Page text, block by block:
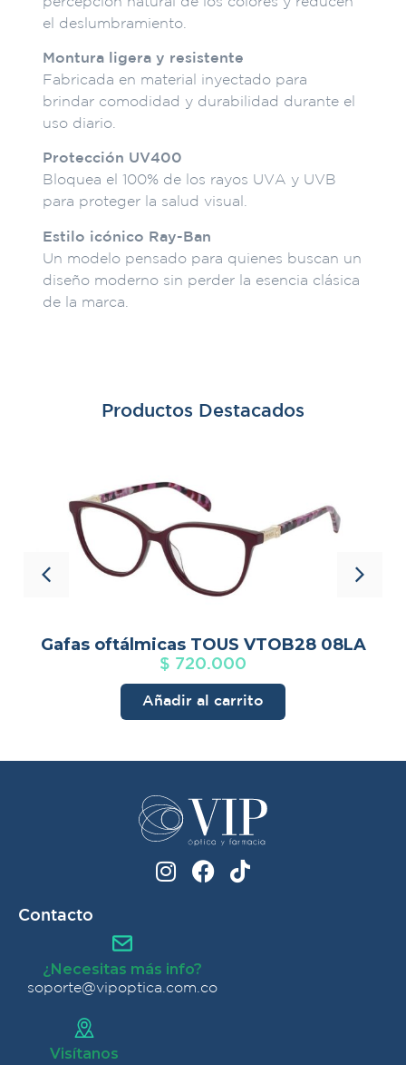
el deslumbramiento.
Montura ligera y resistente
Fabricada en material inyectado para
brindar comodidad y durabilidad durante el
uso diario.
Protección UV400
Bloquea el 100% de los rayos UVA y UVB
para proteger la salud visual.
Estilo icónico Ray-Ban
Un modelo pensado para quienes buscan un
diseño moderno sin perder la esencia clásica
de la marca.
Productos Destacados
Gafas oftálmicas TOUS VTOB28 08LA
$ 720.000
Añadir al carrito
Contacto
¿Necesitas más info?
soporte@vipoptica.com.co
Visítanos